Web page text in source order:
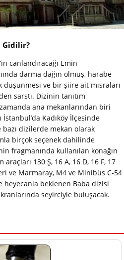
Gidilir?
canlandıracağı Emin
darma dağın olmuş, harabe
ve bir şiire ait mısraları
sarstı. Dizinin tanıtım
ana mekanlarından biri
İstanbul’da Kadıköy İlçesinde
dizilerde mekan olarak
birçok seçenek dahilinde
fragmanında kullanılan konağın
araçları 130 Ş, 16 A, 16 D, 16 F, 17
ve Marmaray, M4 ve Minibüs C-54
beklenen Baba dizisi
seyirciyle buluşacak.